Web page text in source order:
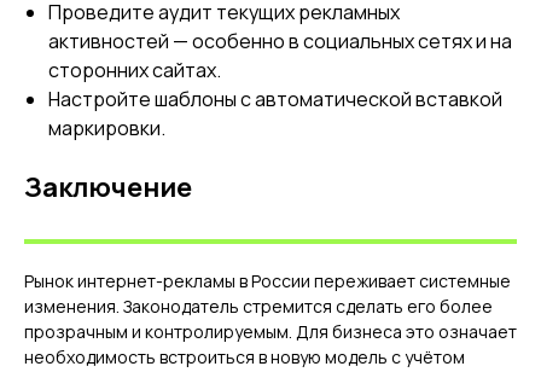
Проведите аудит текущих рекламных
активностей — особенно в социальных сетях и на
сторонних сайтах.
Настройте шаблоны с автоматической вставкой
маркировки.
Заключение
Рынок интернет-рекламы в России переживает системные
изменения. Законодатель стремится сделать его более
прозрачным и контролируемым. Для бизнеса это означает
необходимость встроиться в новую модель с учётом
На главную
Отзывы
О нас
Блог
Пригласить агентство в тендер Заказать звонок